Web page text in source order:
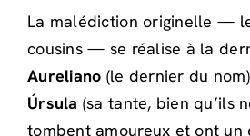
La malédiction originelle —
cousins — se réalise à la
Aureliano (le dernier du
Úrsula (sa tante, bien qu’ils
tombent amoureux et ont un